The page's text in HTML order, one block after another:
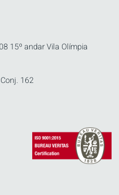
15º andar Vila Olímpia
162